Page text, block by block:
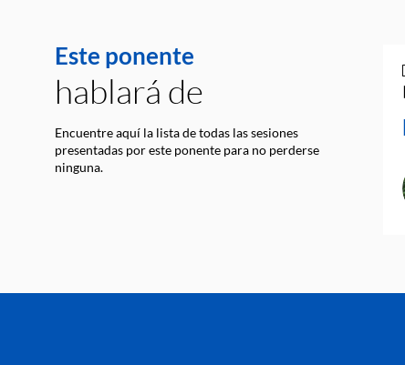
Este ponente
hablará de
Encuentre aquí la lista de todas las sesiones
presentadas por este ponente para no perderse
ninguna.